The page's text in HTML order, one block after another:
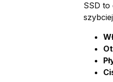
SSD to